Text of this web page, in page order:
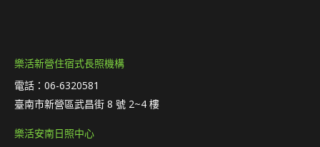
樂活新營住宿式長照機構
電話：06-6320581
臺南市新營區武昌街 8 號 2~4 樓
樂活安南日照中心